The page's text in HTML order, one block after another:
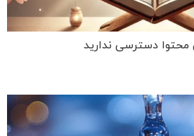
دسترسی ندارید